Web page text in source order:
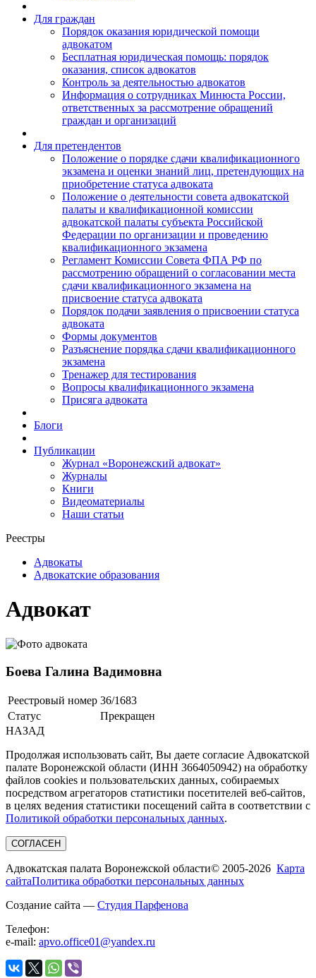
Для граждан
Порядок оказания юридической помощи
адвокатом
Бесплатная юридическая помощь: порядок
оказания, список адвокатов
Контроль за деятельностью адвокатов
Информация о сотрудниках Минюста России,
ответственных за рассмотрение обращений
граждан и организаций
Для претендентов
Положение о порядке сдачи квалификационного
экзамена и оценки знаний лиц, претендующих на
приобретение статуса адвоката
Положение о деятельности совета адвокатской
палаты и квалификационной комиссии
адвокатской палаты субъекта Российской
Федерации по организации и проведению
квалификационного экзамена
Регламент Комиссии Совета ФПА РФ по
рассмотрению обращений о согласовании места
сдачи квалификационного экзамена на
присвоение статуса адвоката
Порядок подачи заявления о присвоении статуса
адвоката
Формы документов
Разъяснение порядка сдачи квалификационного
экзамена
Тренажер для тестирования
Вопросы квалификационного экзамена
Присяга адвоката
Блоги
Публикации
Журнал «Воронежский адвокат»
Журналы
Книги
Видеоматериалы
Наши статьи
Реестры
Адвокаты
Адвокатские образования
Адвокат
Боева Галина Вадимовна
Реестровый номер 36/1683
Статус
Прекращен
НАЗАД
Продолжая использовать сайт, Вы даете согласие Адвокатской
палате Воронежской области (ИНН 3664050942) на обработку
файлов cookies и пользовательских данных, собираемых
посредством агрегаторов статистики посетителей веб-сайтов,
в целях ведения статистики посещений сайта в соответствии с
Политикой обработки персональных данных.
СОГЛАСЕН
Адвокатская палата Воронежской области© 2005-2026 Карта
сайтаПолитика обработки персональных данных
Создание сайта — Студия Парфенова
Телефон:
e-mail: apvo.office01@yandex.ru